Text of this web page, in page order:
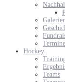
Termine
Hockey
Teams